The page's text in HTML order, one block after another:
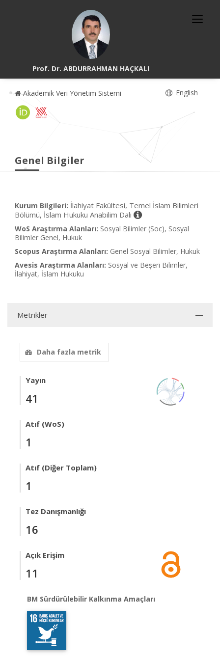
Prof. Dr. ABDURRAHMAN HAÇKALI
Akademik Veri Yönetim Sistemi English
Genel Bilgiler
Kurum Bilgileri: İlahiyat Fakültesi, Temel İslam Bilimleri
Bölümü, İslam Hukuku Anabilim Dalı
WoS Araştırma Alanları: Sosyal Bilimler (Soc), Sosyal
Bilimler Genel, Hukuk
Scopus Araştırma Alanları: Genel Sosyal Bilimler, Hukuk
Avesis Araştırma Alanları: Sosyal ve Beşeri Bilimler,
İlahiyat, İslam Hukuku
Metrikler
Daha fazla metrik
Yayın
41
Atıf (WoS)
1
Atıf (Diğer Toplam)
1
Tez Danışmanlığı
16
Açık Erişim
11
BM Sürdürülebilir Kalkınma Amaçları